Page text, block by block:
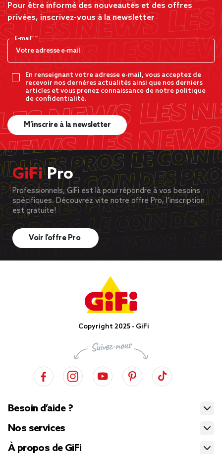
Pour être informé des nouveautés et des offres
privées, inscrivez-vous à la newsletter
E-mail*
En renseignant votre adresse e-mail, vous acceptez de
recevoir nos dernères actualités ainsi que nos derniers
articles et vous prenez connaissance de notre politique
de confidentialité.
M’inscrire à la newsletter
GiFiPro
Professionnels, GiFi est là pour répondre à vos besoins
spécifiques. Découvrez vite notre offre Pro, l’inscription
est gratuite!
Voir l’offre Pro
Copyright 2025 - GiFi
Besoin d’aide ?
Nos services
À propos de GiFi